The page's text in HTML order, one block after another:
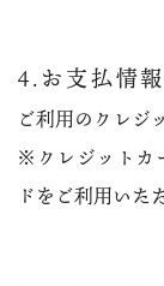
4.お支払情
ご利用のクレジ
※クレジットカ
ドをご利用いた